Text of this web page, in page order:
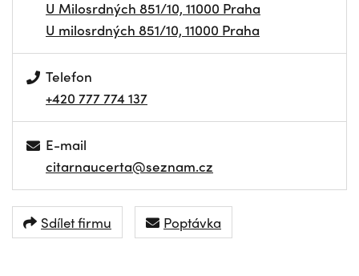
U Milosrdných 851/10, 11000 Praha
U milosrdných 851/10, 11000 Praha
Telefon
+420 777 774 137
E-mail
citarnaucerta@seznam.cz
Sdílet firmu Poptávka